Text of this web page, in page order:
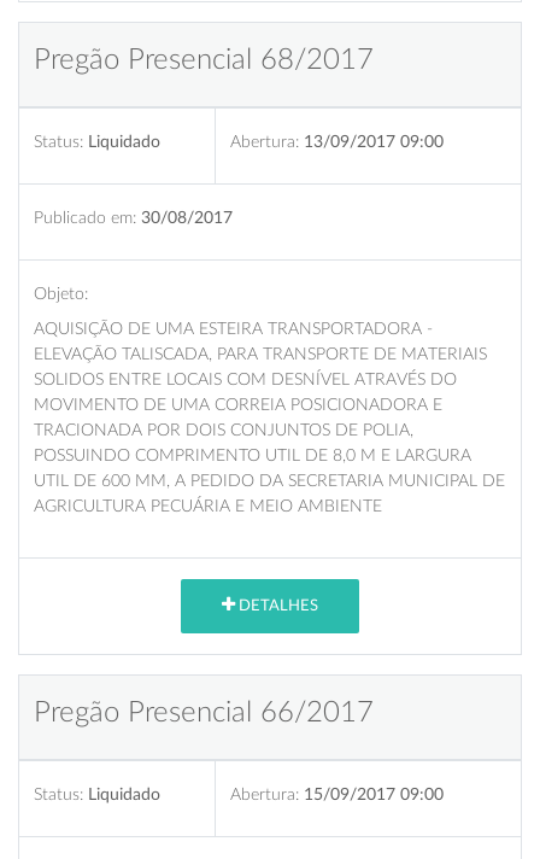
Pregão Presencial 68/2017
Status: Liquidado Abertura: 13/09/2017 09:00
Publicado em: 30/08/2017
Objeto:
AQUISIÇÃO DE UMA ESTEIRA TRANSPORTADORA -
ELEVAÇÃO TALISCADA, PARA TRANSPORTE DE MATERIAIS
SOLIDOS ENTRE LOCAIS COM DESNÍVEL ATRAVÉS DO
MOVIMENTO DE UMA CORREIA POSICIONADORA E
TRACIONADA POR DOIS CONJUNTOS DE POLIA,
POSSUINDO COMPRIMENTO UTIL DE 8,0 M E LARGURA
UTIL DE 600 MM, A PEDIDO DA SECRETARIA MUNICIPAL DE
AGRICULTURA PECUÁRIA E MEIO AMBIENTE
DETALHES
Pregão Presencial 66/2017
Status: Liquidado Abertura: 15/09/2017 09:00